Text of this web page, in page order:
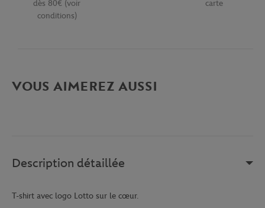
dès 80€ (voir
conditions)
carte
VOUS AIMEREZ AUSSI
Description détaillée
T-shirt avec logo Lotto sur le cœur.